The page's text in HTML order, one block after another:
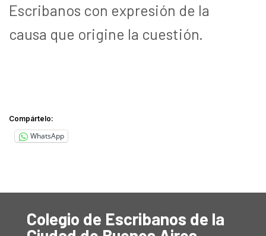
Escribanos con expresión de la
causa que origine la cuestión.
Compártelo:
WhatsApp
Colegio de Escribanos de la